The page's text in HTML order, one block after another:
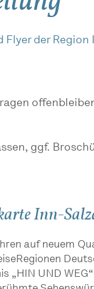
Flyer der Region
ggf.
Inn-
auf neuem
„HIN UND